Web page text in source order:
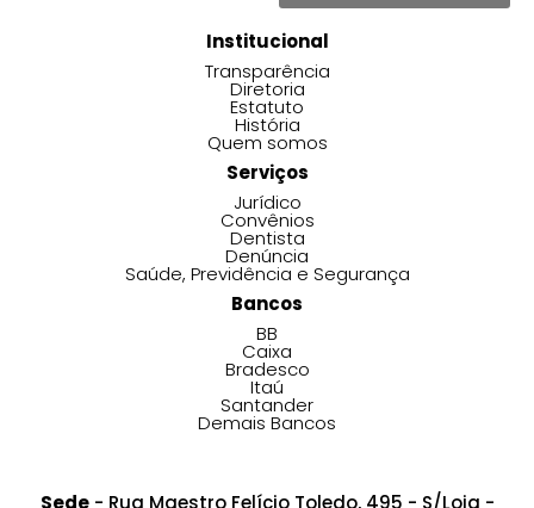
Institucional
Transparência
Diretoria
Estatuto
História
Quem somos
Serviços
Jurídico
Convênios
Dentista
Denúncia
Saúde, Previdência e Segurança
Bancos
BB
Caixa
Bradesco
Itaú
Santander
Demais Bancos
Sede- Rua Maestro Felício Toledo, 495 - S/Loja -